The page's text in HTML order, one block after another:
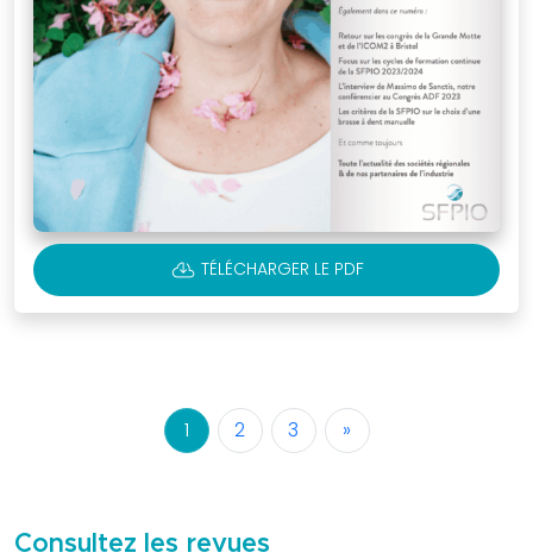
CLOUD_DOWNLOAD TÉLÉCHARGER LE PDF
1 2 3 »
Consultez les revues